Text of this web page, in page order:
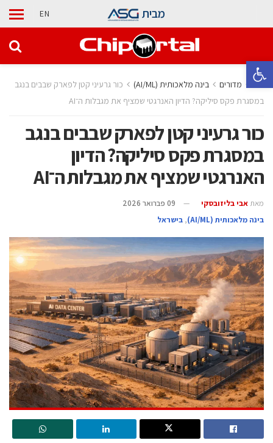
פתח סרגל נגישות
מבית EN
בית מדורים בינה מלאכותית (AI/ML)
כור גרעיני קטן לפארק שבבים בנגב
במסגרת פקס סיליקה? הדיון האנרגטי שמציף את מגבלות ה־AI
כור גרעיני קטן לפארק שבבים בנגב
במסגרת פקס סיליקה? הדיון
האנרגטי שמציף את מגבלות ה־AI
מאת אבי בליזובסקי
09 פברואר 2026
בינה מלאכותית (AI/ML)
, בישראל